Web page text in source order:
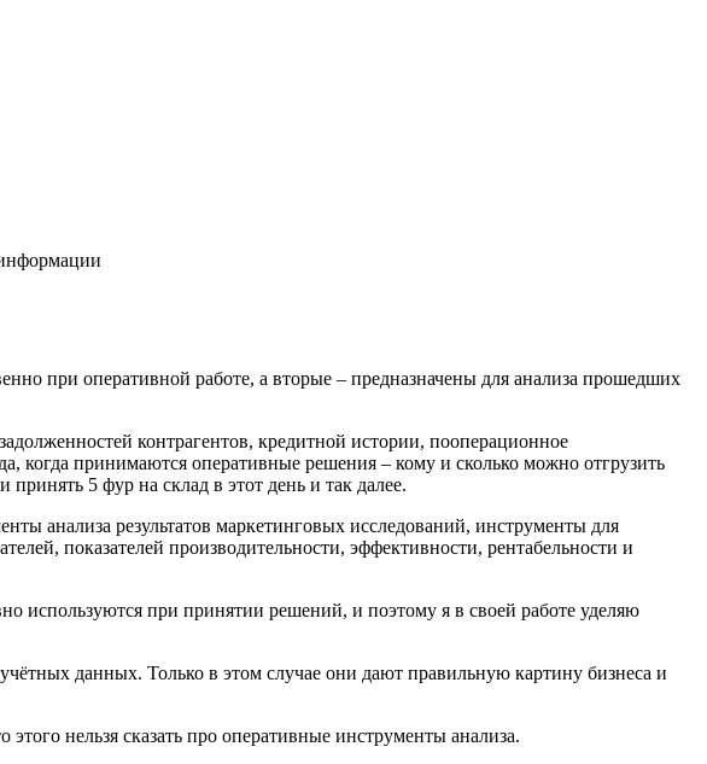
при оперативной работе, а вторые – предназначены для анализа прошедших
контрагентов, кредитной истории, пооперационное
когда принимаются оперативные решения – кому и сколько можно отгрузить
5 фур на склад в этот день и так далее.
анализа результатов маркетинговых исследований, инструменты для
показателей производительности, эффективности, рентабельности и
используются при принятии решений, и поэтому я в своей работе уделяю
данных. Только в этом случае они дают правильную картину бизнеса и
нельзя сказать про оперативные инструменты анализа.